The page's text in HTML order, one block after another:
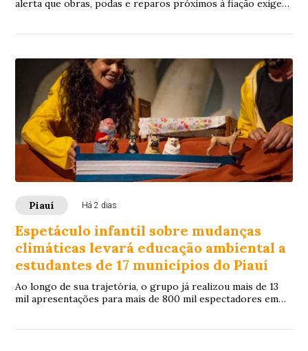
alerta que obras, podas e reparos próximos à fiação exigem
Piauí Há 2 dias
Espetáculo infantil sobre mudanças
climáticas levará educação ambiental a
estudantes de 17 municípios do Piauí
Ao longo de sua trajetória, o grupo já realizou mais de 13
mil apresentações para mais de 800 mil espectadores em